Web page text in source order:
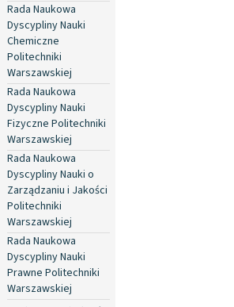
Rada Naukowa
Dyscypliny Nauki
Chemiczne
Politechniki
Warszawskiej
Rada Naukowa
Dyscypliny Nauki
Fizyczne Politechniki
Warszawskiej
Rada Naukowa
Dyscypliny Nauki o
Zarządzaniu i Jakości
Politechniki
Warszawskiej
Rada Naukowa
Dyscypliny Nauki
Prawne Politechniki
Warszawskiej